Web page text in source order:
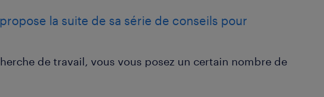
la suite de sa série de conseils pour
de travail, vous vous posez un certain nombre de